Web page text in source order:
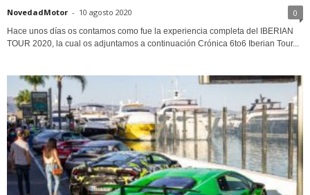
NovedadMotor - 10 agosto 2020 0
Hace unos días os contamos como fue la experiencia completa del IBERIAN
TOUR 2020, la cual os adjuntamos a continuación Crónica 6to6 Iberian Tour...